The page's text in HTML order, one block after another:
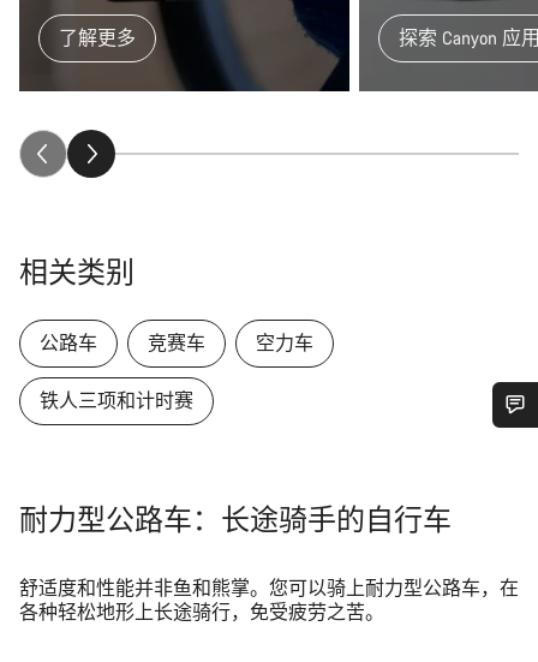
了解更多 探索 Canyon 应
相关类别
公路车 竞赛车 空力车
铁人三项和计时赛
耐力型公路车：长途骑手的自行车
舒适度和性能并非鱼和熊掌。您可以骑上耐力型公路车，在
各种轻松地形上长途骑行，免受疲劳之苦。
我们的客户支持专家正在等待为您答疑解惑。
开始聊天